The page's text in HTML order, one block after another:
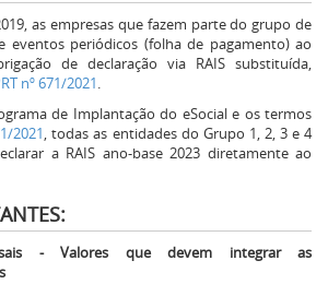
as empresas que fazem parte do grupo de
eventos periódicos (folha de pagamento) ao
de declaração via RAIS substituída,
nº 671/2021.
de Implantação do eSocial e os termos
2021, todas as entidades do Grupo 1, 2, 3 e 4
a RAIS ano-base 2023 diretamente ao
- Valores que devem integrar as